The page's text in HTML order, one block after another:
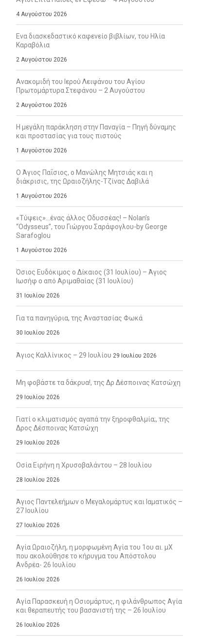
4 Αυγούστου 2026
Ενα διασκεδαστικό καφενείο βιβλίων, του Ηλία
Καραβόλια
2 Αυγούστου 2026
Ανακομιδή του Ιερού Λειψάνου του Αγίου
Πρωτομάρτυρα Στεφάνου – 2 Αυγούστου
2 Αυγούστου 2026
Η μεγάλη παράκληση στην Παναγία – Πηγή δύναμης
και προστασίας για τους πιστούς
1 Αυγούστου 2026
Ο Άγιος Παΐσιος, ο Μανώλης Μητσιάς και η
διάκρισις, της Ωραιοζήλης-Τζίνας Δαβιλά
1 Αυγούστου 2026
«Τύψεις»…ένας άλλος Οδυσσέας! – Nolan’s
“Odysseus”, του Γιώργου Σαράφογλου-by George
Sarafoglou
1 Αυγούστου 2026
Όσιος Ευδόκιμος ο Δίκαιος (31 Ιουλίου) – Άγιος
Ιωσήφ ο από Αριμαθαίας (31 Ιουλίου)
31 Ιουλίου 2026
Για τα πανηγύρια, της Αναστασίας Φωκά
30 Ιουλίου 2026
Άγιος Καλλίνικος – 29 Ιουλίου 29 Ιουλίου 2026
Μη φοβάστε τα δάκρυα!, της Δρ Δέσποινας Κατσώχη
29 Ιουλίου 2026
Γιατί ο κλιματισμός αγαπά την ξηροφθαλμία;, της
Δρος Δέσποινας Κατσώχη
29 Ιουλίου 2026
Οσία Ειρήνη η Χρυσοβαλάντου – 28 Ιουλίου
28 Ιουλίου 2026
Άγιος Παντελεήμων ο Μεγαλομάρτυς και Ιαματικός –
27 Ιουλίου
27 Ιουλίου 2026
Αγία Ωραιοζήλη, η μορφωμένη Αγία του 1ου αι. μΧ
που ακολούθησε το κήρυγμα του Απόστολου
Ανδρέα- 26 Ιουλίου
26 Ιουλίου 2026
Αγία Παρασκευή η Οσιομάρτυς, η φιλάνθρωπος Αγία
και θεραπευτής του βασανιστή της – 26 Ιουλίου
26 Ιουλίου 2026